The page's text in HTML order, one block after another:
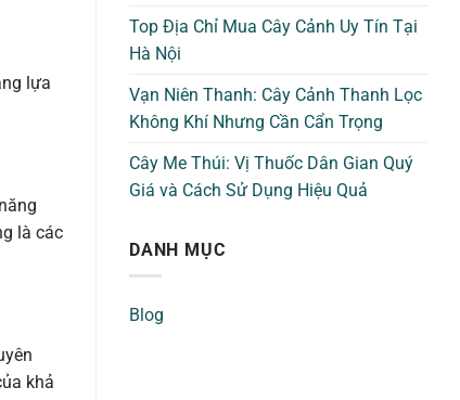
lựa
là các
khả
Top Địa Chỉ Mua Cây Cảnh Uy Tín Tại
Hà Nội
Vạn Niên Thanh: Cây Cảnh Thanh Lọc
Không Khí Nhưng Cần Cẩn Trọng
Cây Me Thúi: Vị Thuốc Dân Gian Quý
Giá và Cách Sử Dụng Hiệu Quả
DANH MỤC
Blog